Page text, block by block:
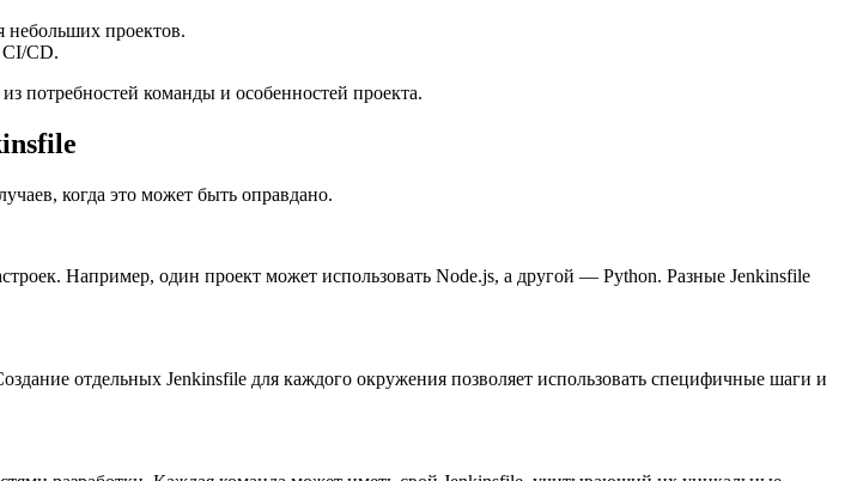
небольших проектов.
CI/CD.
потребностей команды и особенностей проекта.
когда это может быть оправдано.
Например, один проект может использовать Node.js, а другой — Python. Разные Jenkinsfile
отдельных Jenkinsfile для каждого окружения позволяет использовать специфичные шаги и